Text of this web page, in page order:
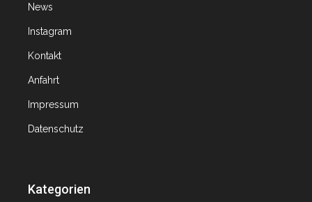
News
Instagram
Kontakt
Anfahrt
Impressum
Datenschutz
Kategorien